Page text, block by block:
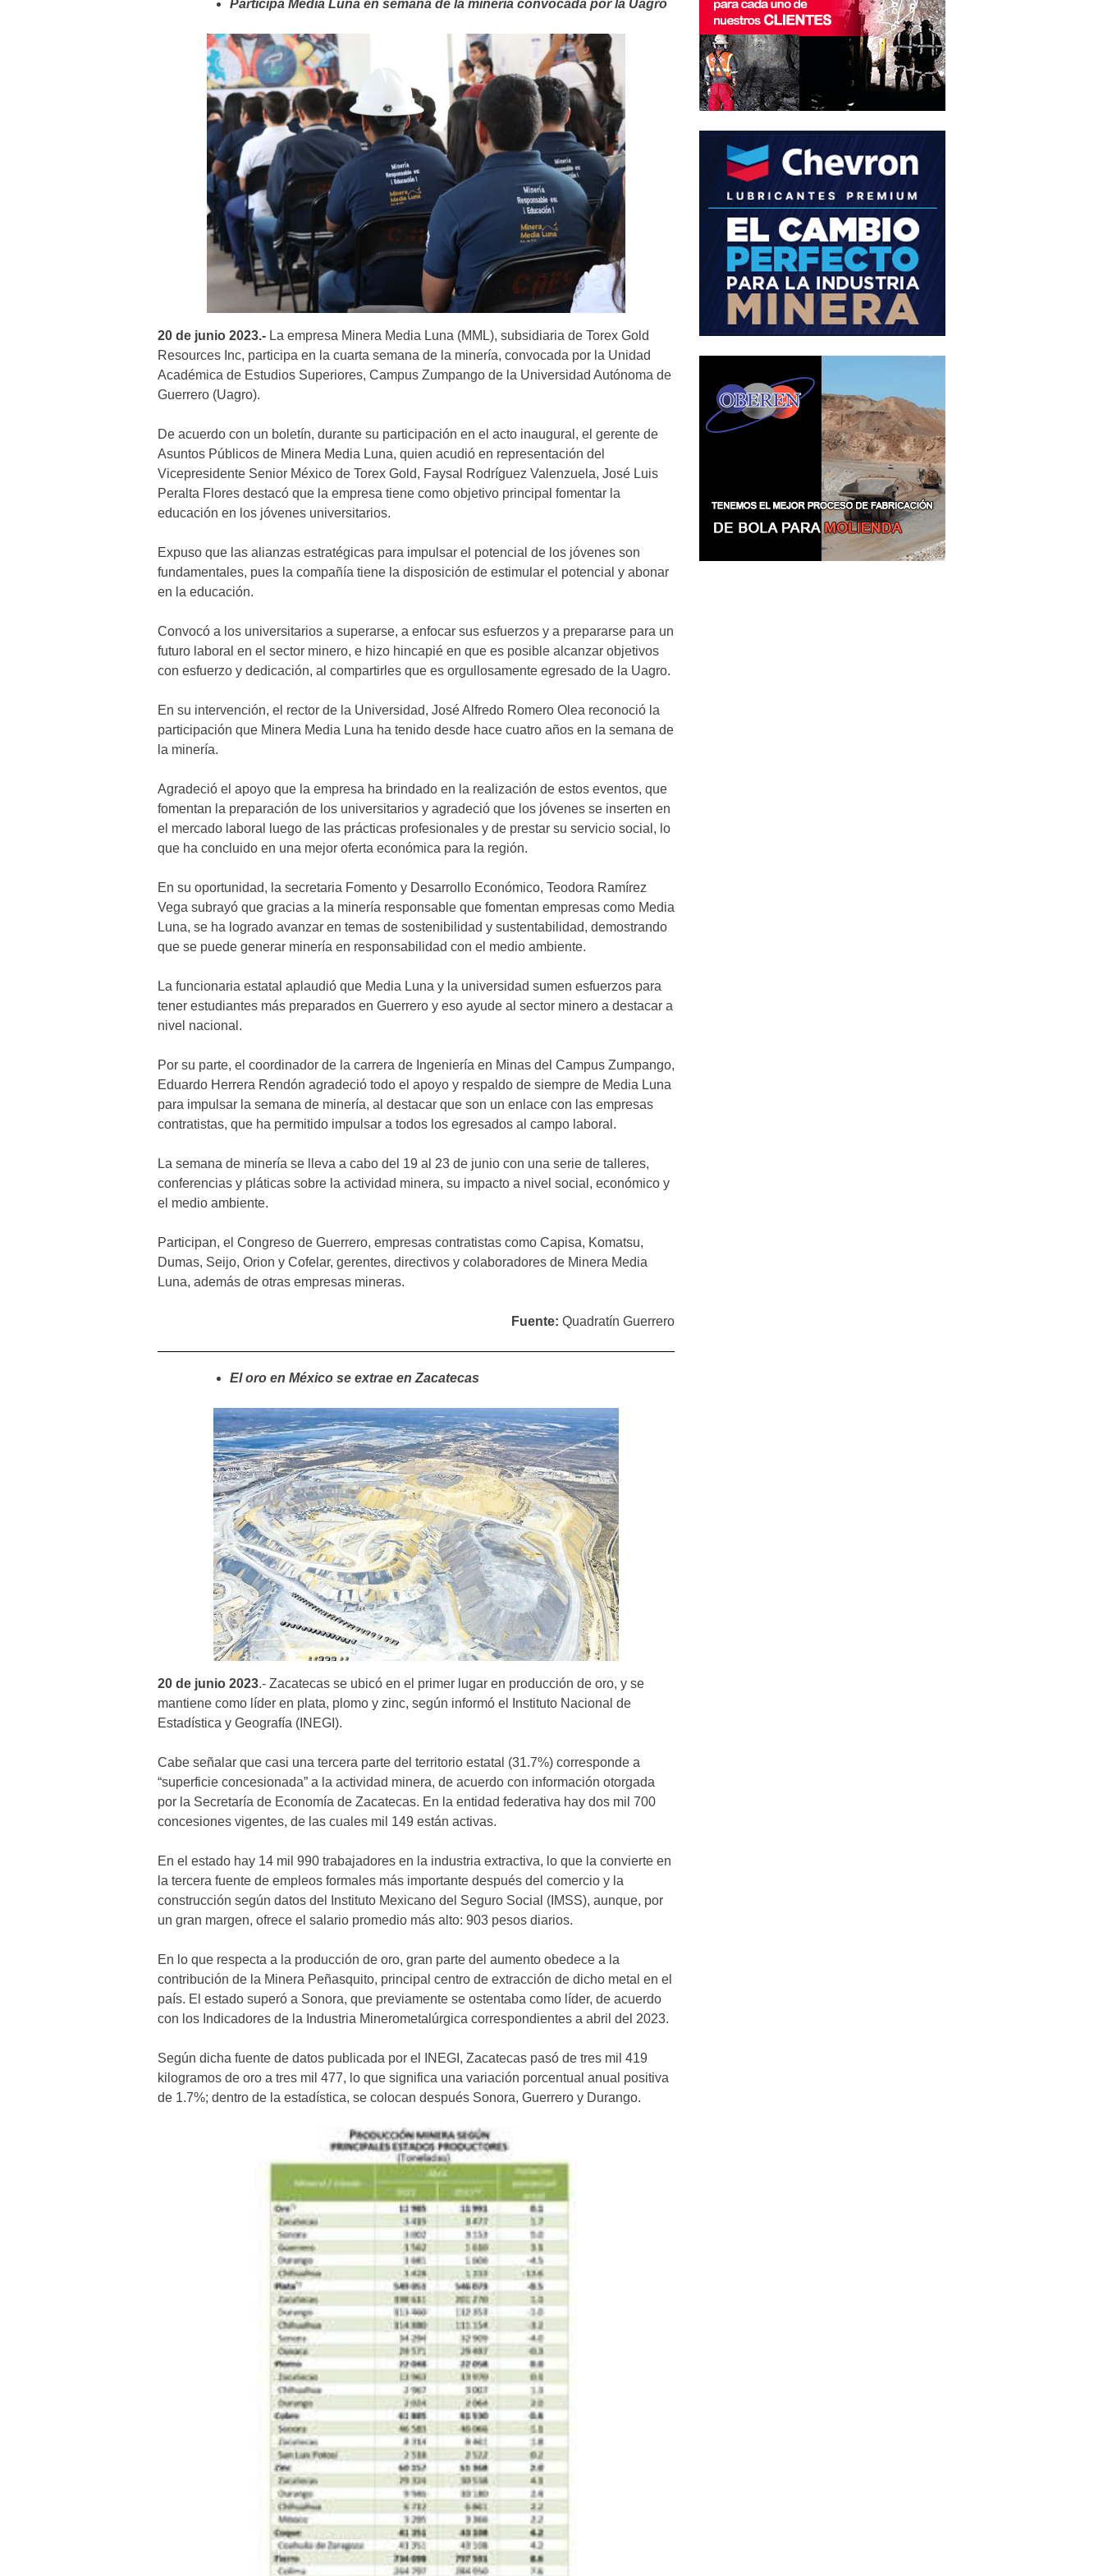
Participa Media Luna en semana de la minería convocada por la Uagro
20 de junio 2023.- La empresa Minera Media Luna (MML), subsidiaria de Torex Gold
Resources Inc, participa en la cuarta semana de la minería, convocada por la Unidad
Académica de Estudios Superiores, Campus Zumpango de la Universidad Autónoma de
Guerrero (Uagro).
De acuerdo con un boletín, durante su participación en el acto inaugural, el gerente de
Asuntos Públicos de Minera Media Luna, quien acudió en representación del
Vicepresidente Senior México de Torex Gold, Faysal Rodríguez Valenzuela, José Luis
Peralta Flores destacó que la empresa tiene como objetivo principal fomentar la
educación en los jóvenes universitarios.
Expuso que las alianzas estratégicas para impulsar el potencial de los jóvenes son
fundamentales, pues la compañía tiene la disposición de estimular el potencial y abonar
en la educación.
Convocó a los universitarios a superarse, a enfocar sus esfuerzos y a prepararse para un
futuro laboral en el sector minero, e hizo hincapié en que es posible alcanzar objetivos
con esfuerzo y dedicación, al compartirles que es orgullosamente egresado de la Uagro.
En su intervención, el rector de la Universidad, José Alfredo Romero Olea reconoció la
participación que Minera Media Luna ha tenido desde hace cuatro años en la semana de
la minería.
Agradeció el apoyo que la empresa ha brindado en la realización de estos eventos, que
fomentan la preparación de los universitarios y agradeció que los jóvenes se inserten en
el mercado laboral luego de las prácticas profesionales y de prestar su servicio social, lo
que ha concluido en una mejor oferta económica para la región.
En su oportunidad, la secretaria Fomento y Desarrollo Económico, Teodora Ramírez
Vega subrayó que gracias a la minería responsable que fomentan empresas como Media
Luna, se ha logrado avanzar en temas de sostenibilidad y sustentabilidad, demostrando
que se puede generar minería en responsabilidad con el medio ambiente.
La funcionaria estatal aplaudió que Media Luna y la universidad sumen esfuerzos para
tener estudiantes más preparados en Guerrero y eso ayude al sector minero a destacar a
nivel nacional.
Por su parte, el coordinador de la carrera de Ingeniería en Minas del Campus Zumpango,
Eduardo Herrera Rendón agradeció todo el apoyo y respaldo de siempre de Media Luna
para impulsar la semana de minería, al destacar que son un enlace con las empresas
contratistas, que ha permitido impulsar a todos los egresados al campo laboral.
La semana de minería se lleva a cabo del 19 al 23 de junio con una serie de talleres,
conferencias y pláticas sobre la actividad minera, su impacto a nivel social, económico y
el medio ambiente.
Participan, el Congreso de Guerrero, empresas contratistas como Capisa, Komatsu,
Dumas, Seijo, Orion y Cofelar, gerentes, directivos y colaboradores de Minera Media
Luna, además de otras empresas mineras.
Fuente: Quadratín Guerrero
El oro en México se extrae en Zacatecas
20 de junio 2023.- Zacatecas se ubicó en el primer lugar en producción de oro, y se
mantiene como líder en plata, plomo y zinc, según informó el Instituto Nacional de
Estadística y Geografía (INEGI).
Cabe señalar que casi una tercera parte del territorio estatal (31.7%) corresponde a
“superficie concesionada” a la actividad minera, de acuerdo con información otorgada
por la Secretaría de Economía de Zacatecas. En la entidad federativa hay dos mil 700
concesiones vigentes, de las cuales mil 149 están activas.
En el estado hay 14 mil 990 trabajadores en la industria extractiva, lo que la convierte en
la tercera fuente de empleos formales más importante después del comercio y la
construcción según datos del Instituto Mexicano del Seguro Social (IMSS), aunque, por
un gran margen, ofrece el salario promedio más alto: 903 pesos diarios.
En lo que respecta a la producción de oro, gran parte del aumento obedece a la
contribución de la Minera Peñasquito, principal centro de extracción de dicho metal en el
país. El estado superó a Sonora, que previamente se ostentaba como líder, de acuerdo
con los Indicadores de la Industria Minerometalúrgica correspondientes a abril del 2023.
Según dicha fuente de datos publicada por el INEGI, Zacatecas pasó de tres mil 419
kilogramos de oro a tres mil 477, lo que significa una variación porcentual anual positiva
de 1.7%; dentro de la estadística, se colocan después Sonora, Guerrero y Durango.